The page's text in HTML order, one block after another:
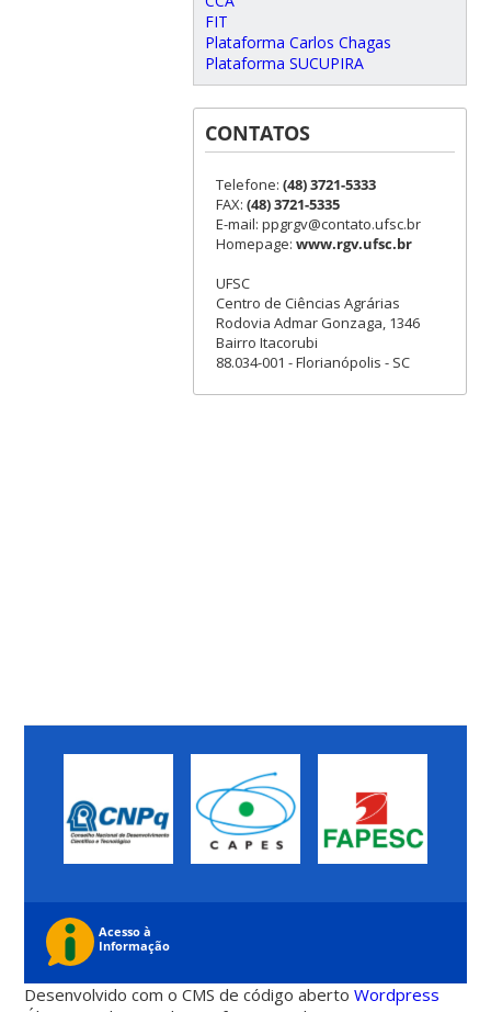
FIT
Plataforma Carlos Chagas
Plataforma SUCUPIRA
CONTATOS
Telefone: (48) 3721-5333
FAX: (48) 3721-5335
E-mail: ppgrgv@contato.ufsc.br
Homepage: www.rgv.ufsc.br
UFSC
Centro de Ciências Agrárias
Rodovia Admar Gonzaga, 1346
Bairro Itacorubi
88.034-001 - Florianópolis - SC
Desenvolvido com o CMS de código abertoWordpress